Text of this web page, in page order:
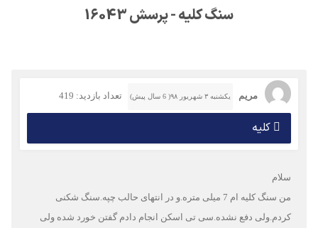
سنگ کلیه - پرسش 16043
مریم یکشنبه ۳ شهریور ۹۸( 6 سال پیش) تعداد بازدید: 419
کلیه
سلام
من سنگ کلیه ام 7 میلی متره.و در انتهای حالب چپه.سنگ شکنی
کردم.ولی دفع نشده.سی تی اسکن انجام دادم گفتن خورد شده ولی